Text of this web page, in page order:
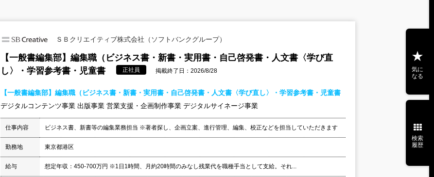
ＳＢクリエイティブ株式会社（ソフトバンクグループ）
【一般書編集部】編集職（ビジネス書・新書・実用書・自己啓発書・人文書〈学び直
し〉・学習参考書・児童書
正社員 掲載終了日：2026/8/28
【一般書編集部】編集職（ビジネス書・新書・実用書・自己啓発書・人文書〈学び直し〉・学習参考書・児童書
デジタルコンテンツ事業 出版事業 営業支援・企画制作事業 デジタルサイネージ事業
仕事内容 ビジネス書、新書等の編集業務担当 ※著者探し、企画立案、進行管理、編集、校正などを担当していただきます
勤務地 東京都港区
給与 想定年収：450-700万円 ※1日1時間、月約20時間のみなし残業代を職種手当として支給。それ...
気に
なる
検索
履歴